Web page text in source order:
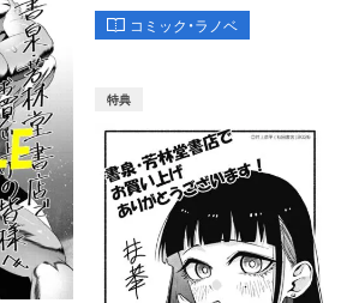
コミック・ラノベ
特典